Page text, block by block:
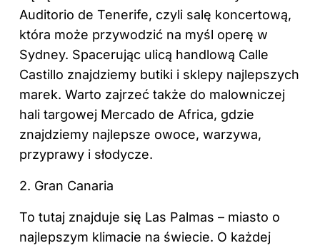
Auditorio de Tenerife, czyli salę koncertową,
która może przywodzić na myśl operę w
Sydney. Spacerując ulicą handlową Calle
Castillo znajdziemy butiki i sklepy najlepszych
marek. Warto zajrzeć także do malowniczej
hali targowej Mercado de Africa, gdzie
znajdziemy najlepsze owoce, warzywa,
przyprawy i słodycze.
2. Gran Canaria
To tutaj znajduje się Las Palmas – miasto o
najlepszym klimacie na świecie. O każdej